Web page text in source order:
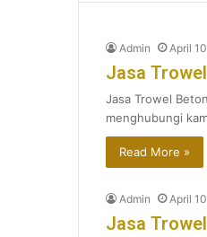
Admin April
Jasa
Jasa Trowel
menghubungi
Read More »
Admin April
Jasa